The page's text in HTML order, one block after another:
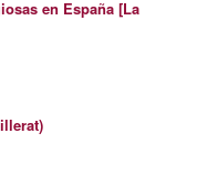
en España [La